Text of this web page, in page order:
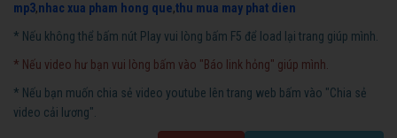
mp3,nhac xua pham hong que,thu mua may phat dien
* Nếu không thể bấm nút Play vui lòng bấm F5 để load lại trang giúp mình.
* Nếu video hư bạn vui lòng bấm vào "Báo link hỏng" giúp mình.
* Nếu bạn muốn chia sẻ video youtube lên trang web bấm vào "Chia sẻ
video cải lương".